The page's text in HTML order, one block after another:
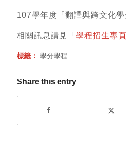
107學年度「翻譯與跨文化
相關訊息請見「學程招生專頁
標籤： 學分學程
Share this entry